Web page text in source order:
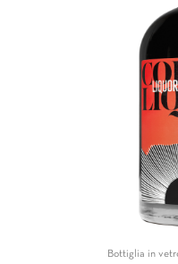
Bottiglia in